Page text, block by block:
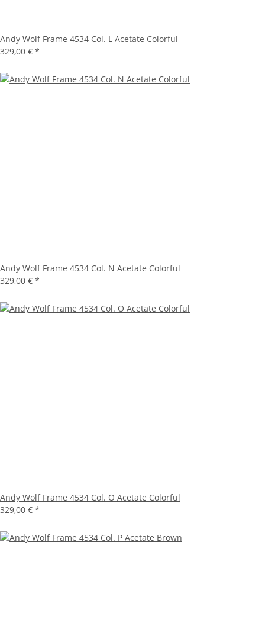
Andy Wolf Frame 4534 Col. L Acetate Colorful
329,00 € *
Andy Wolf Frame 4534 Col. N Acetate Colorful
329,00 € *
Andy Wolf Frame 4534 Col. O Acetate Colorful
329,00 € *